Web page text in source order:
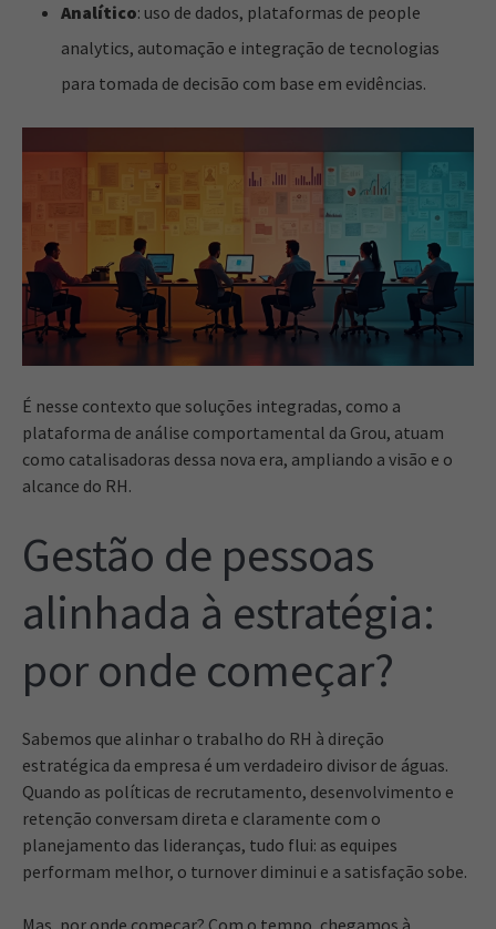
Analítico: uso de dados, plataformas de people
analytics, automação e integração de tecnologias
para tomada de decisão com base em evidências.
É nesse contexto que soluções integradas, como a
plataforma de análise comportamental da Grou, atuam
como catalisadoras dessa nova era, ampliando a visão e o
alcance do RH.
Gestão de pessoas
alinhada à estratégia:
por onde começar?
Sabemos que alinhar o trabalho do RH à direção
estratégica da empresa é um verdadeiro divisor de águas.
Quando as políticas de recrutamento, desenvolvimento e
retenção conversam direta e claramente com o
planejamento das lideranças, tudo flui: as equipes
performam melhor, o turnover diminui e a satisfação sobe.